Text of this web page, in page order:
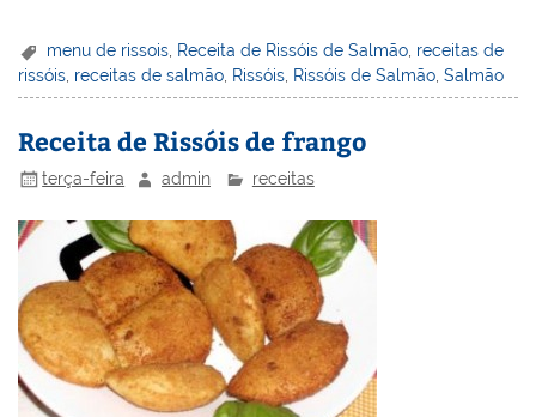
er
e
st
k
e
dI
n
c
e
b
o
k
itt
er
ai
l
h
o
o
M
l
t
ar
e
menu de rissois Receita de Rissóis de Salmão receitas de
rissóis receitas de salmão Rissóis Rissóis de Salmão ,Salmão
Receita de Rissóis de frango
terça-feira admin receitas